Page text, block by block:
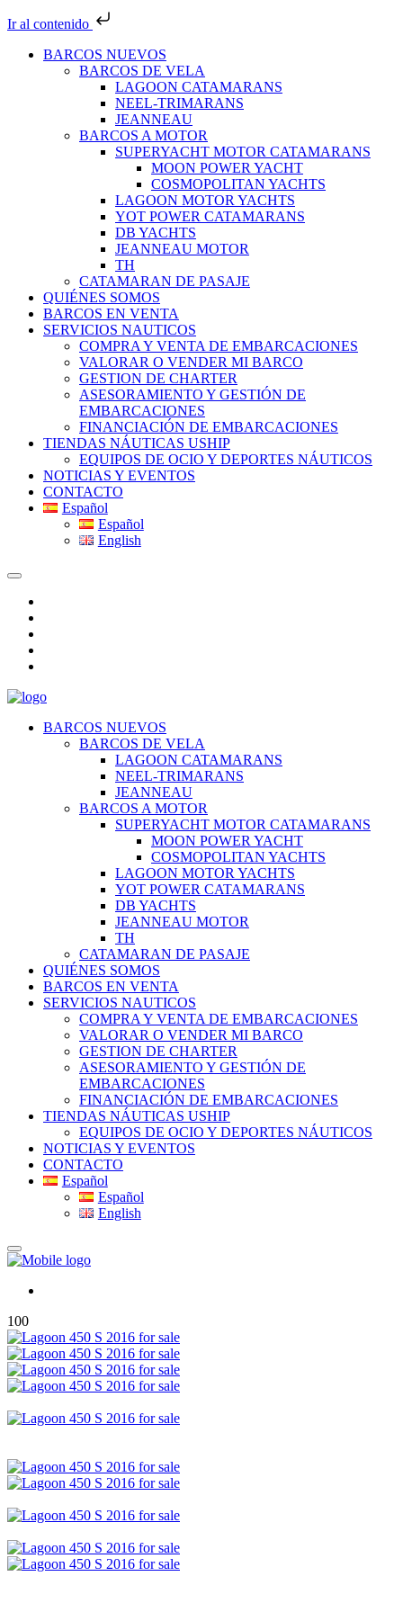
Ir al contenido
BARCOS NUEVOS
BARCOS DE VELA
LAGOON CATAMARANS
NEEL-TRIMARANS
JEANNEAU
BARCOS A MOTOR
SUPERYACHT MOTOR CATAMARANS
MOON POWER YACHT
COSMOPOLITAN YACHTS
LAGOON MOTOR YACHTS
YOT POWER CATAMARANS
DB YACHTS
JEANNEAU MOTOR
TH
CATAMARAN DE PASAJE
QUIÉNES SOMOS
BARCOS EN VENTA
SERVICIOS NAUTICOS
COMPRA Y VENTA DE EMBARCACIONES
VALORAR O VENDER MI BARCO
GESTION DE CHARTER
ASESORAMIENTO Y GESTIÓN DE
EMBARCACIONES
FINANCIACIÓN DE EMBARCACIONES
TIENDAS NÁUTICAS USHIP
EQUIPOS DE OCIO Y DEPORTES NÁUTICOS
NOTICIAS Y EVENTOS
CONTACTO
Español
Español
English
BARCOS NUEVOS
BARCOS DE VELA
LAGOON CATAMARANS
NEEL-TRIMARANS
JEANNEAU
BARCOS A MOTOR
SUPERYACHT MOTOR CATAMARANS
MOON POWER YACHT
COSMOPOLITAN YACHTS
LAGOON MOTOR YACHTS
YOT POWER CATAMARANS
DB YACHTS
JEANNEAU MOTOR
TH
CATAMARAN DE PASAJE
QUIÉNES SOMOS
BARCOS EN VENTA
SERVICIOS NAUTICOS
COMPRA Y VENTA DE EMBARCACIONES
VALORAR O VENDER MI BARCO
GESTION DE CHARTER
ASESORAMIENTO Y GESTIÓN DE
EMBARCACIONES
FINANCIACIÓN DE EMBARCACIONES
TIENDAS NÁUTICAS USHIP
EQUIPOS DE OCIO Y DEPORTES NÁUTICOS
NOTICIAS Y EVENTOS
CONTACTO
Español
Español
English
100